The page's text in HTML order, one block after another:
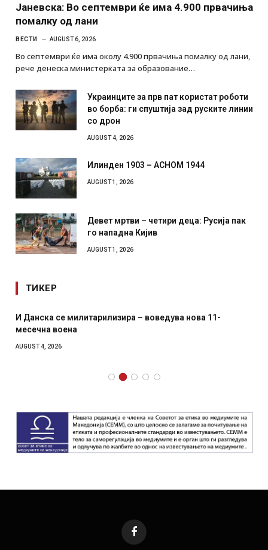
Јаневска: Во септември ќе има 4.900 првачиња
помалку од лани
ВЕСТИ AUGUST 6, 2026
Во септември ќе има околу 4.900 првачиња помалку од лани,
рече денеска министерката за образование…
Украинците за прв пат користат роботи
во борба: ги спуштија зад руските линии
со дрон
AUGUST 4, 2026
Илинден 1903 – АСНОМ 1944
AUGUST 1, 2026
Девет мртви – четири деца: Русија пак
го нападна Кијив
AUGUST 1, 2026
ТИКЕР
И Данска се милитарилизира – воведува нова 11-
месечна воена
AUGUST 4, 2026
Facebook